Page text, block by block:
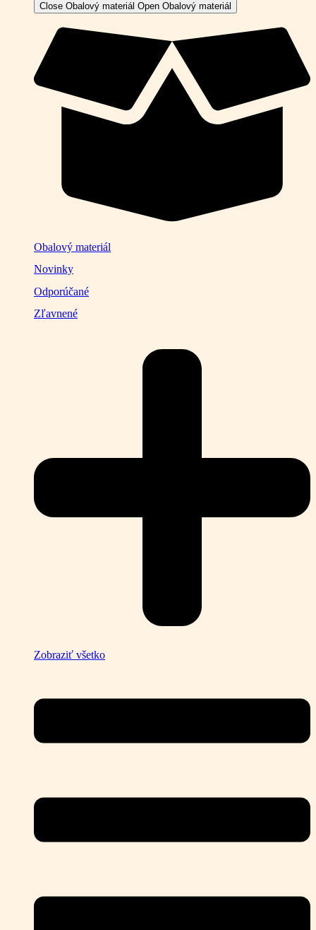
Close Obalový materiál Open Obalový materiál
Obalový materiál
Novinky
Odporúčané
Zľavnené
Zobraziť všetko